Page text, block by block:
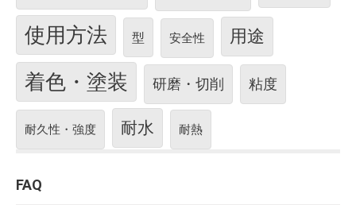
使用方法 型 安全性 用途
着色・塗装 研磨・切削 粘度
耐久性・強度 耐水 耐熱
FAQ